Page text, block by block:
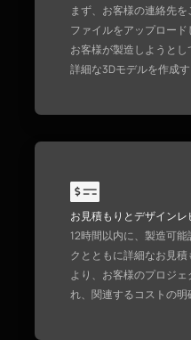
まず、お客様の連絡先
ファイルをアップロード
お客様が製造しようと
詳細な3Dモデルを作成す
お見積もりとデザイン
12時間以内に、製造可
クとともに詳細なお見
より、お客様のプロジ
れ、関連するコストの明